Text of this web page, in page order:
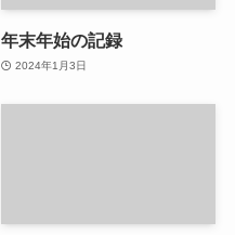
年末年始の記録
2024年1月3日